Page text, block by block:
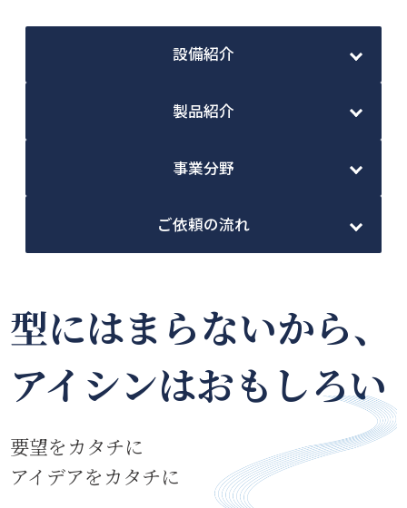
設備紹介
製品紹介
事業分野
ご依頼の流れ
型にはまらないから、
アイシンはおもしろい
要望をカタチに
アイデアをカタチに